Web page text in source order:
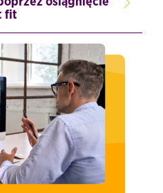
fit